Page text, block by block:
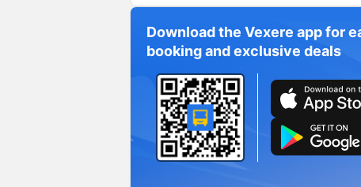
Download the Vexere app for
booking and exclusive deals